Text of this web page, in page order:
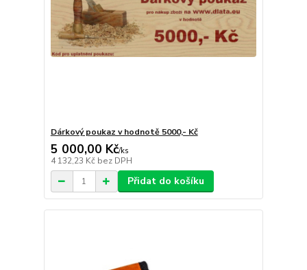
Dárkový poukaz v hodnotě 5000,- Kč
5 000,00 Kč/ks
4 132,23 Kč bez DPH
Přidat do košíku